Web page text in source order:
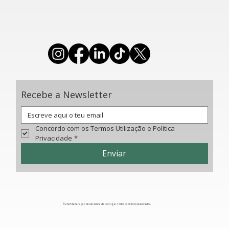
Coimbra prepara-se para a Taça do Mundo de
Recebe a Newsletter
Concordo com os Termos Utilização e Política
Privacidade *
Enviar
© 2025 Federação de Ginástica de Portugal. Todos os direitos reservados.